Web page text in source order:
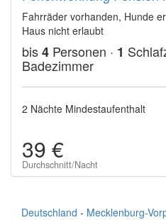
Fahrräder vorhanden, Hunde
Haus nicht erlaubt
bis4 Personen · 1
Badezimmer
2 Nächte Mindestaufenthalt
39 €
Durchschnitt/Nacht
Deutschland - Mecklenburg-